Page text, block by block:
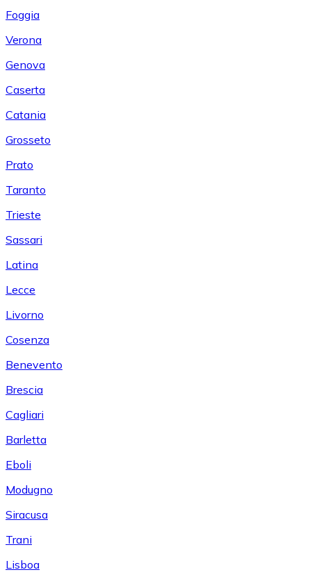
Foggia
Verona
Genova
Caserta
Catania
Grosseto
Prato
Taranto
Trieste
Sassari
Latina
Lecce
Livorno
Cosenza
Benevento
Brescia
Cagliari
Barletta
Eboli
Modugno
Siracusa
Trani
Lisboa